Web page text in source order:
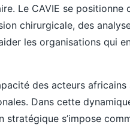
Le CAVIE se positionne
chirurgicale, des
les organisations qui
des acteurs
Dans cette
stratégique s’impose